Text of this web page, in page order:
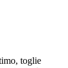
toglie